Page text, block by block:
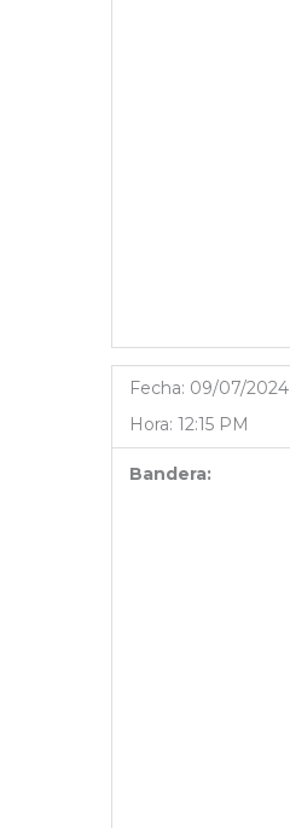
Fecha: 09/07/2024
Hora: 12:15 PM
Bandera: